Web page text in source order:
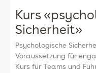
Kurs
Sicherheit»
Psychologische
Voraussetzung für
Kurs für Teams und